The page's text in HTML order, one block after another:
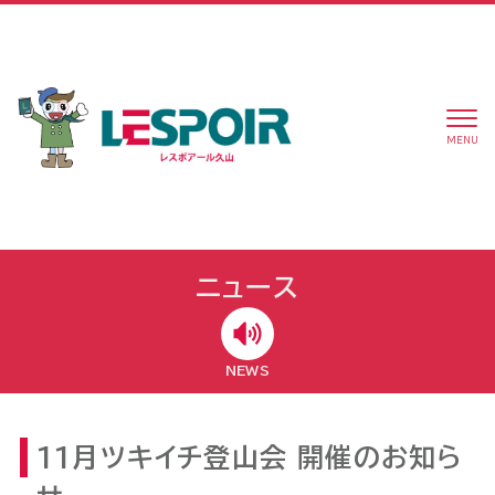
MENU
ニュース
NEWS
11月ツキイチ登山会 開催のお知ら